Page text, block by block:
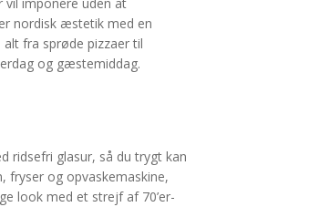
nordisk æstetik med en
fra sprøde pizzaer til
og gæstemiddag.
ridsefri glasur, så du trygt kan
fryser og opvaskemaskine,
look med et strejf af 70’er-